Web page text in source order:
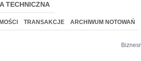
TECHNICZNA
TRANSAKCJE ARCHIWUM NOTOWAŃ